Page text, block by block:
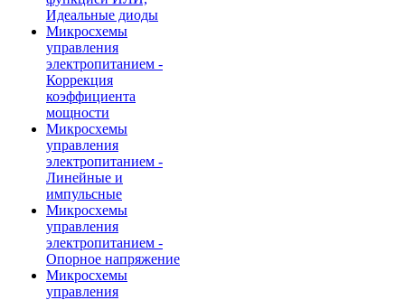
Идеальные диоды
Микросхемы
управления
электропитанием -
Коррекция
коэффициента
мощности
Микросхемы
управления
электропитанием -
Линейные и
импульсные
Микросхемы
управления
электропитанием -
Опорное напряжение
Микросхемы
управления